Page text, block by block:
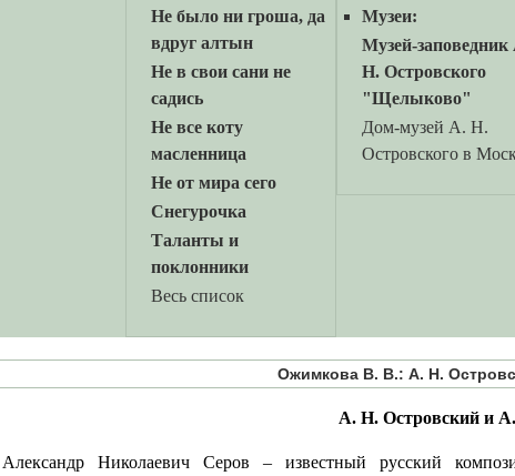
Не было ни гроша, да
вдруг алтын
Не в свои сани не
садись
Не все коту
масленница
Не от мира сего
Снегурочка
Таланты и
поклонники
Весь список
Музеи:
Музей-заповедник
Н. Островского
"Щелыково"
Дом-музей А. Н.
Островского в
Ожимкова В. В.: А. Н.
А. Н. Островский и
Александр Николаевич Серов – известный русский